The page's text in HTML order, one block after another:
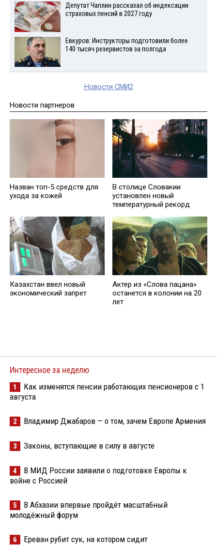
Депутат Чаплин рассказал об индексации
страховых пенсий в 2027 году
Евкуров: Инструкторы подготовили более
140 тысяч резервистов за полгода
Новости СМИ2
Новости партнеров
Назван топ-5 средств для
ухода за кожей
В столице Словакии
установлен новый
температурный рекорд
Казахстан ввел новый
экономический запрет
Актер из «Слова пацана»
останется в колонии на 20
лет
Интересное за неделю
1
Как изменятся пенсии работающих пенсионеров с 1
августа
2 Владимир Джабаров — о том, зачем Европе Армения
3 Законы, вступающие в силу в августе
4
В МИД России заявили о подготовке Европы к
войне с Россией
5
В Абхазии впервые пройдёт масштабный
молодёжный форум
6 Ереван рубит сук, на котором сидит